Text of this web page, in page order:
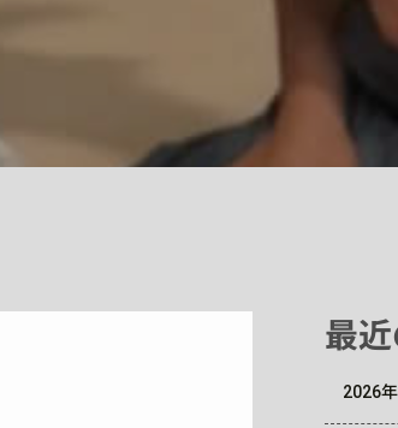
最
2026